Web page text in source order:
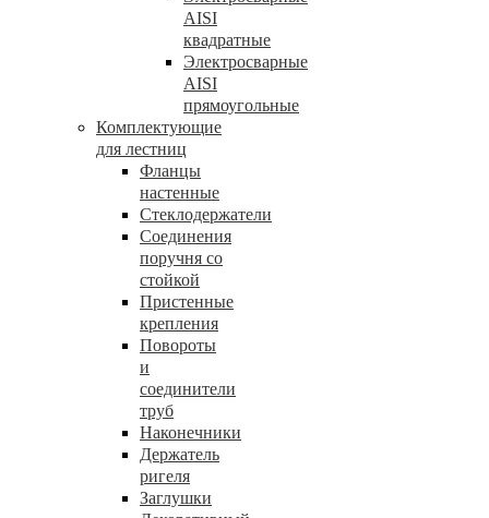
AISI
квадратные
Электросварные
AISI
прямоугольные
Комплектующие
для лестниц
Фланцы
настенные
Стеклодержатели
Соединения
поручня со
стойкой
Пристенные
крепления
Повороты
и
соединители
труб
Наконечники
Держатель
ригеля
Заглушки